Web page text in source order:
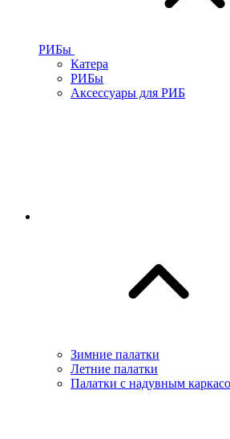
РИБы
Катера
РИБы
Аксессуары для РИБ
Зимние палатки
Летние палатки
Палатки с надувным